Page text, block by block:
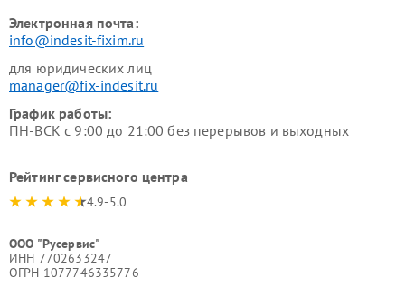
Электронная почта:
info@indesit-fixim.ru
для юридических лиц
manager@fix-indesit.ru
График работы:
ПН-ВСК с 9:00 до 21:00 без перерывов и выходных
Рейтинг сервисного центра
4.9-5.0
ООО "Русервис"
ИНН 7702633247
ОГРН 1077746335776